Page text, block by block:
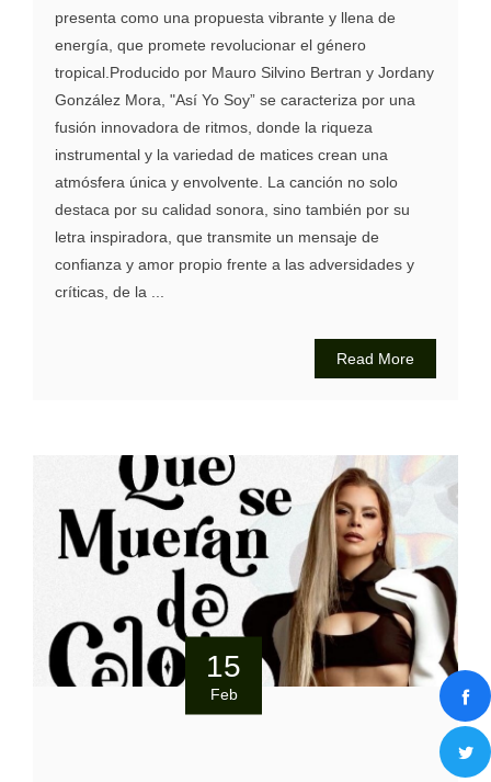
presenta como una propuesta vibrante y llena de
energía, que promete revolucionar el género
tropical.Producido por Mauro Silvino Bertran y Jordany
González Mora, "Así Yo Soy” se caracteriza por una
fusión innovadora de ritmos, donde la riqueza
instrumental y la variedad de matices crean una
atmósfera única y envolvente. La canción no solo
destaca por su calidad sonora, sino también por su
letra inspiradora, que transmite un mensaje de
confianza y amor propio frente a las adversidades y
críticas, de la ...
Read More
15
Feb